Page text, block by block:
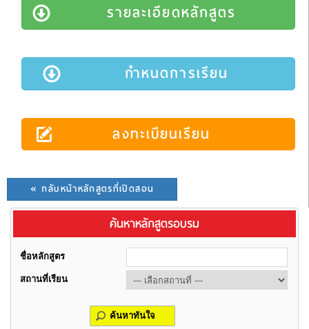
รายละเอียดหลักสูตร
กำหนดการเรียน
ลงทะเบียนเรียน
« กลับหน้าหลักสูตรที่เปิดสอน
ค้นหาหลักสูตรอบรม
ชื่อหลักสูตร
สถานที่เรียน
ค้นหาทันใจ